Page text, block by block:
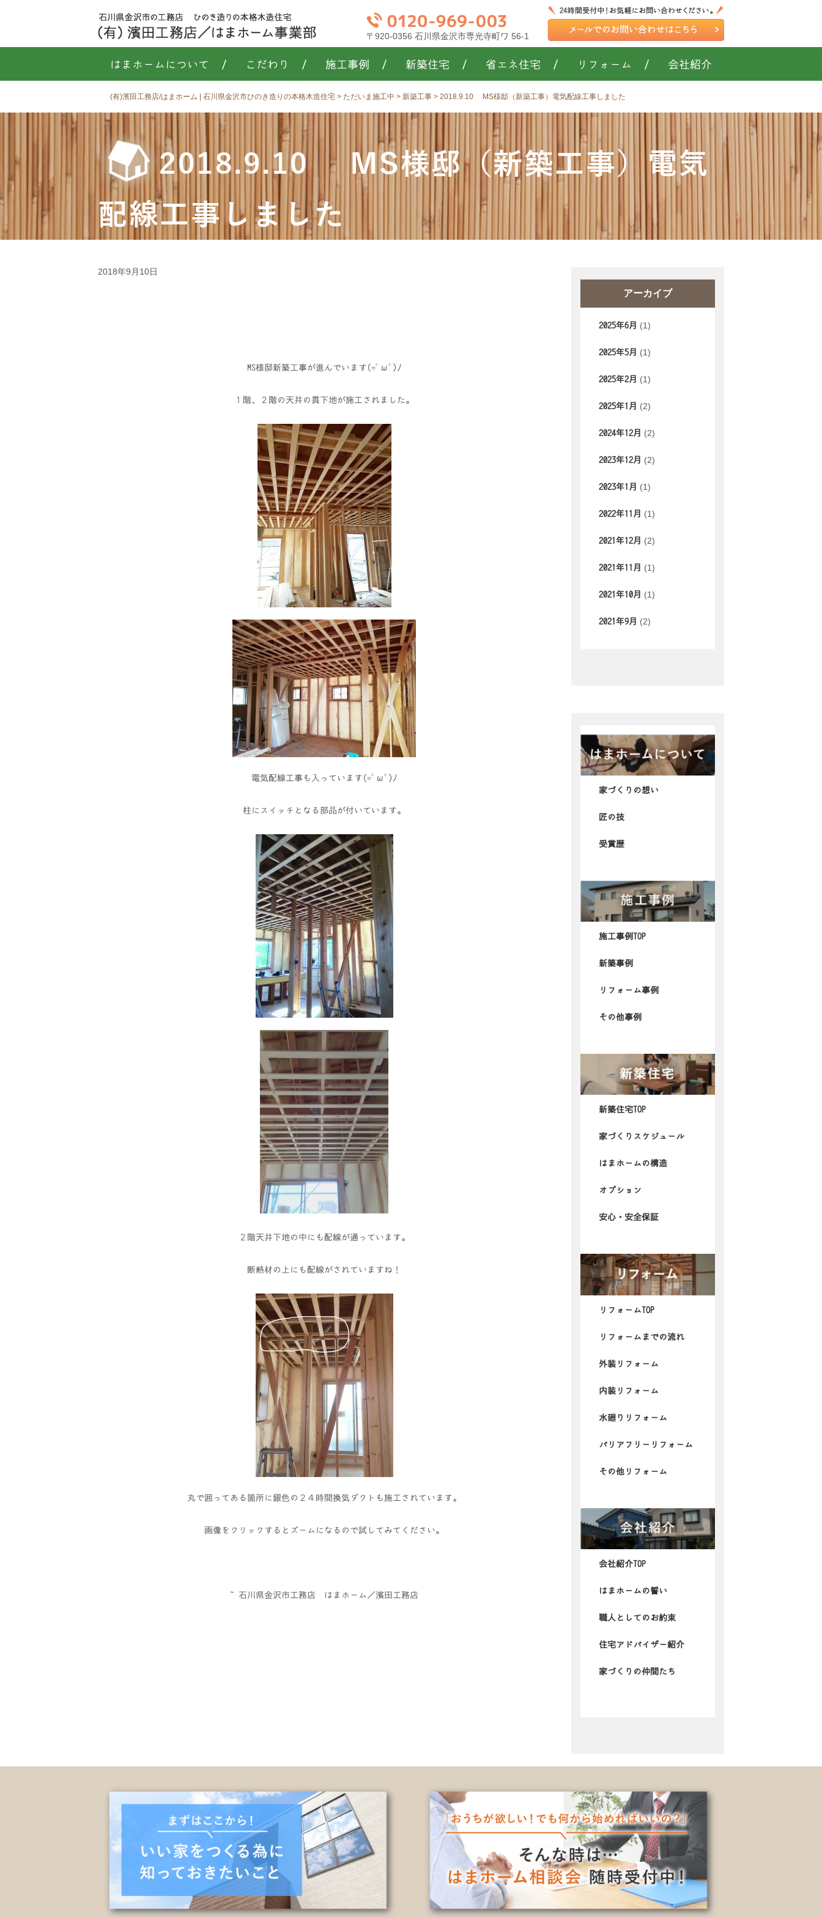
〒920-0356 石川県金沢市専光寺町ワ 56-1
はまホームについて / こだわり / 施工事例 / 新築住宅 / 省エネ住宅 / リフォーム / 会社紹介
(有)濱田工務店/はまホーム | 石川県金沢市ひのき造りの本格木造住宅 > ただいま施工中 > 新築工事 > 2018.9.10 MS様邸（新築工事）電気配線工事しました
2018.9.10 MS様邸（新築工事）電気
配線工事しました
アーカイブ
2025年6月 (1)
2025年5月 (1)
2025年2月 (1)
2025年1月 (2)
2024年12月 (2)
2023年12月 (2)
2023年1月 (1)
2022年11月 (1)
2021年12月 (2)
2021年11月 (1)
2021年10月 (1)
2021年9月 (2)
家づくりの想い
匠の技
受賞歴
施工事例TOP
新築事例
リフォーム事例
その他事例
新築住宅TOP
家づくりスケジュール
はまホームの構造
オプション
安心・安全保証
リフォームTOP
リフォームまでの流れ
外装リフォーム
内装リフォーム
水廻りリフォーム
バリアフリーリフォーム
その他リフォーム
会社紹介TOP
はまホームの誓い
職人としてのお約束
住宅アドバイザー紹介
家づくりの仲間たち
2018年9月10日
MS様邸新築工事が進んでいます(=ﾟωﾟ)ﾉ
１階、２階の天井の貫下地が施工されました。
電気配線工事も入っています(=ﾟωﾟ)ﾉ
柱にスイッチとなる部品が付いています。
２階天井下地の中にも配線が通っています。
断熱材の上にも配線がされていますね！
丸で囲ってある箇所に銀色の２４時間換気ダクトも施工されています。
画像をクリックするとズームになるので試してみてください。
石川県金沢市工務店 はまホーム／濱田工務店